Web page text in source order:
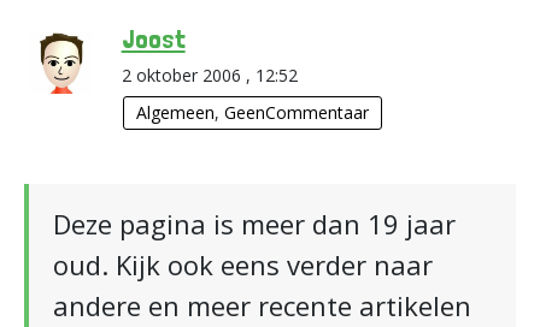
Joost
2 oktober 2006 , 12:52
Algemeen, GeenCommentaar
Deze pagina is meer dan 19 jaar
oud. Kijk ook eens verder naar
andere en meer recente artikelen